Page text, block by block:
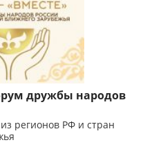
дружбы народов
регионов РФ и стран